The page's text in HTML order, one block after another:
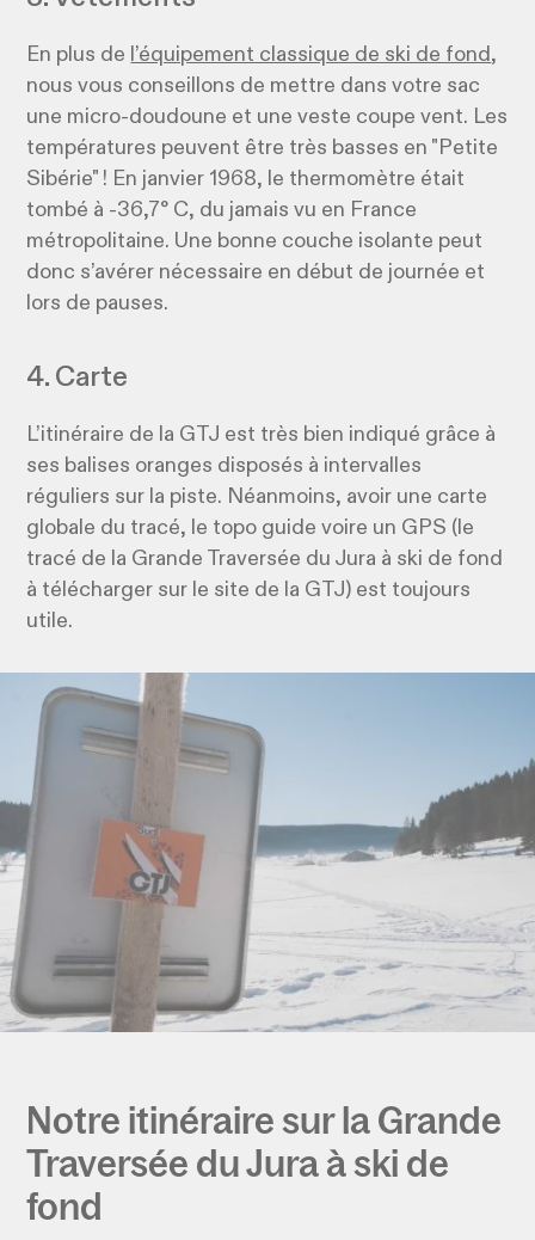
En plus de l’équipement classique de ski de fond ,
nous vous conseillons de mettre dans votre sac
une micro-doudoune et une veste coupe vent. Les
températures peuvent être très basses en "Petite
Sibérie" ! En janvier 1968, le thermomètre était
tombé à -36,7° C, du jamais vu en France
métropolitaine. Une bonne couche isolante peut
donc s’avérer nécessaire en début de journée et
lors de pauses.
4. Carte
L’itinéraire de la GTJ est très bien indiqué grâce à
ses balises oranges disposés à intervalles
réguliers sur la piste. Néanmoins, avoir une carte
globale du tracé, le topo guide voire un GPS (le
tracé de la Grande Traversée du Jura à ski de fond
à télécharger sur le site de la GTJ) est toujours
utile.
Notre itinéraire sur la Grande
Traversée du Jura à ski de
fond